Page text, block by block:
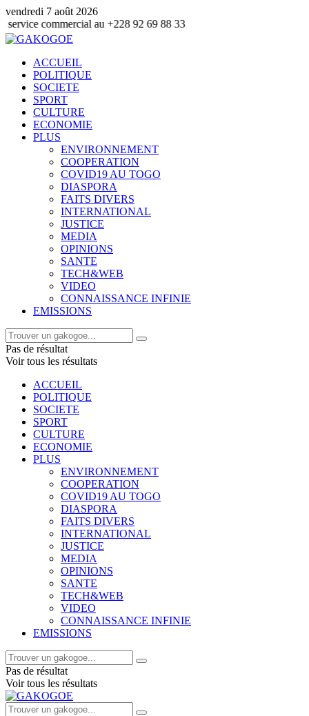
vendredi 7 août 2026
au +228 92 69 88 33
ACCUEIL
POLITIQUE
SOCIETE
SPORT
CULTURE
ECONOMIE
PLUS
ENVIRONNEMENT
COOPERATION
COVID19 AU TOGO
DIASPORA
FAITS DIVERS
INTERNATIONAL
JUSTICE
MEDIA
OPINIONS
SANTE
TECH&WEB
VIDEO
CONNAISSANCE INFINIE
EMISSIONS
Pas de résultat
Voir tous les résultats
ACCUEIL
POLITIQUE
SOCIETE
SPORT
CULTURE
ECONOMIE
PLUS
ENVIRONNEMENT
COOPERATION
COVID19 AU TOGO
DIASPORA
FAITS DIVERS
INTERNATIONAL
JUSTICE
MEDIA
OPINIONS
SANTE
TECH&WEB
VIDEO
CONNAISSANCE INFINIE
EMISSIONS
Pas de résultat
Voir tous les résultats